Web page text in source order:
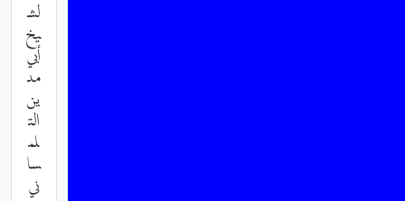
لش
يخ
أبي
مد
ين
الت
لم
سا
ني